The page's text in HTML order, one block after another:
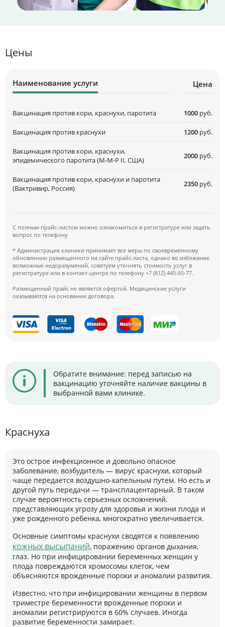
Цены
Наименование услуги Цена
Вакцинация против кори, краснухи, паротита 1000 руб.
Вакцинация против краснухи 1200 руб.
Вакцинация против кори, краснухи,
эпидемического паротита (М-М-Р II, США)
2000 руб.
Вакцинация против кори, краснухи и паротита
(Вактривир, Россия)
2350 руб.
С полным прайс-листом можно ознакомиться в регистратуре или задать
вопрос по телефону
* Администрация клиники принимает все меры по своевременному
обновлению размещенного на сайте прайс-листа, однако во избежание
возможных недоразумений, советуем уточнять стоимость услуг в
регистратуре или в контакт-центре по телефону +7 (812) 445-65-77.
Размещенный прайс не является офертой. Медицинские услуги
оказываются на основании договора.
Обратите внимание: перед записью на
вакцинацию уточняйте наличие вакцины в
выбранной вами клинике.
Краснуха
Это острое инфекционное и довольно опасное
заболевание, возбудитель — вирус краснухи, который
чаще передается воздушно-капельным путем. Но есть и
другой путь передачи — трансплацентарный. В таком
случае вероятность серьезных осложнений,
представляющих угрозу для здоровья и жизни плода и
уже рожденного ребенка, многократно увеличивается.
Основные симптомы краснухи сводятся к появлению
кожных высыпаний, поражению органов дыхания,
глаз. Но при инфицировании беременных женщин у
плода повреждаются хромосомы клеток, чем
объясняются врожденные пороки и аномалии развития.
Известно, что при инфицировании женщины в первом
триместре беременности врожденные пороки и
аномалии регистрируются в 60% случаев. Иногда
развитие беременности замирает.